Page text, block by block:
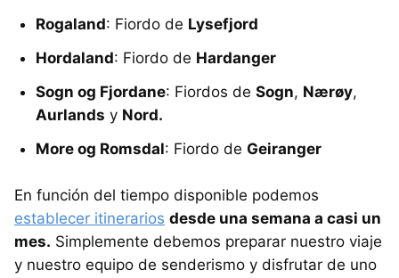
Rogaland: Fiordo de Lysefjord
Hordaland: Fiordo de Hardanger
Sogn og Fjordane: Fiordos de Sogn, Nærøy,
Aurlands y Nord.
More og Romsdal: Fiordo de Geiranger
En función del tiempo disponible podemos
establecer itinerarios desde una semana a casi un
mes. Simplemente debemos preparar nuestro viaje
y nuestro equipo de senderismo y disfrutar de uno